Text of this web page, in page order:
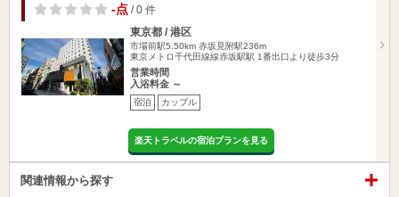
-点/ 0 件
東京都 / 港区
市場前駅5.50km 赤坂見附駅236m
東京メトロ千代田線線赤坂駅駅 1番出口より徒歩3分
営業時間
入浴料金 ～
宿泊 カップル
楽天トラベルの宿泊プランを見る
関連情報から探す